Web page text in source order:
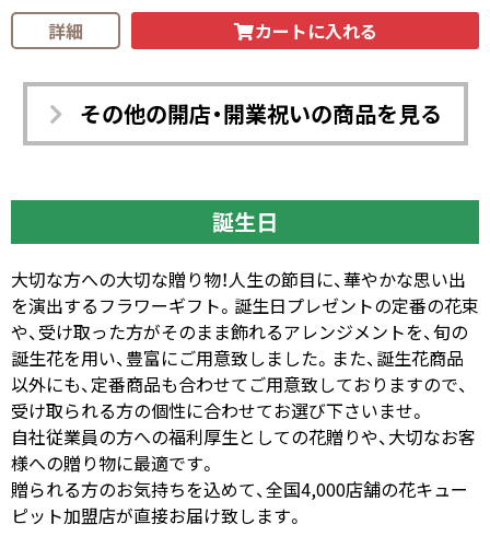
詳細 カートに入れる
その他の開店・開業祝いの商品を見る
誕生日
大切な方への大切な贈り物！人生の節目に、華やかな思い出
を演出するフラワーギフト。誕生日プレゼントの定番の花束
や、受け取った方がそのまま飾れるアレンジメントを、旬の
誕生花を用い、豊富にご用意致しました。また、誕生花商品
以外にも、定番商品も合わせてご用意致しておりますので、
受け取られる方の個性に合わせてお選び下さいませ。
自社従業員の方への福利厚生としての花贈りや、大切なお客
様への贈り物に最適です。
贈られる方のお気持ちを込めて、全国4,000店舗の花キュー
ピット加盟店が直接お届け致します。